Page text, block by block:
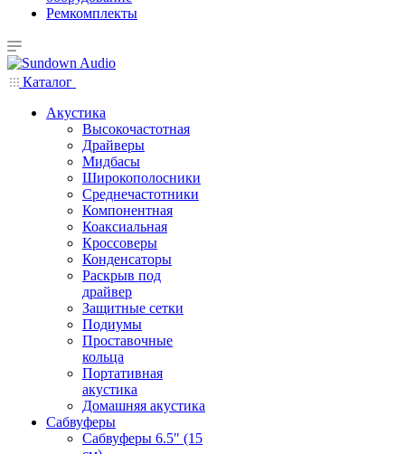
Ремкомплекты
Каталог
Акустика
Высокочастотная
Драйверы
Мидбасы
Широкополосники
Среднечастотники
Компонентная
Коаксиальная
Кроссоверы
Конденсаторы
Раскрыв под
драйвер
Защитные сетки
Подиумы
Проставочные
кольца
Портативная
акустика
Домашняя акустика
Сабвуферы
Сабвуферы 6.5" (15